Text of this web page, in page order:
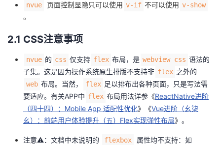
注
发
我
Programs
的
我
的
我
nvue 页面控制显隐只可以使用 v-if 不可以使用 v-show
。
2.1 CSS注意事项
nvue 的 css 仅支持 flex 布局，是 webview css 语法的
子集。这是因为操作系统原生排版不支持非 flex 之外的
web 布局。当然， flex 足以排布出各种页面，只是写法需
要适应。有关APP中 flex 布局用法详参《ReactNative进阶
（四十四）：Mobile App 适配性优化》《Vue进阶（幺柒
幺）：前端用户体验提升（五）Flex实现弹性布局》。
注意⚠️： 文档中未说明的 flexbox 属性均不支持：如